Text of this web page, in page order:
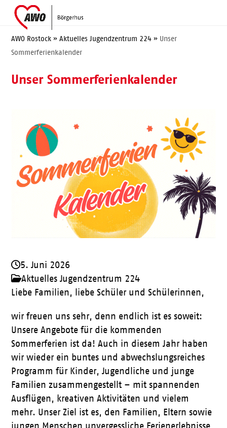
Skip
content
Open
mobile
menu
Close
mobile
menu
AWO Rostock »Aktuelles Jugendzentrum 224 » Unser
Sommerferienkalender
Unser Sommerferienkalender
5. Juni 2026
Aktuelles Jugendzentrum 224
Liebe Familien, liebe Schüler und Schülerinnen,
wir freuen uns sehr, denn endlich ist es soweit:
Unsere Angebote für die kommenden
Sommerferien ist da! Auch in diesem Jahr haben
wir wieder ein buntes und abwechslungsreiches
Programm für Kinder, Jugendliche und junge
Familien zusammengestellt – mit spannenden
Ausflügen, kreativen Aktivitäten und vielem
mehr. Unser Ziel ist es, den Familien, Eltern sowie
jungen Menschen unvergessliche Ferienerlebnisse